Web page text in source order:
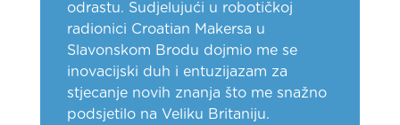
odrastu. Sudjelujući u robotičkoj
radionici Croatian Makersa u
Slavonskom Brodu dojmio me se
inovacijski duh i entuzijazam za
stjecanje novih znanja što me snažno
podsjetilo na Veliku Britaniju.